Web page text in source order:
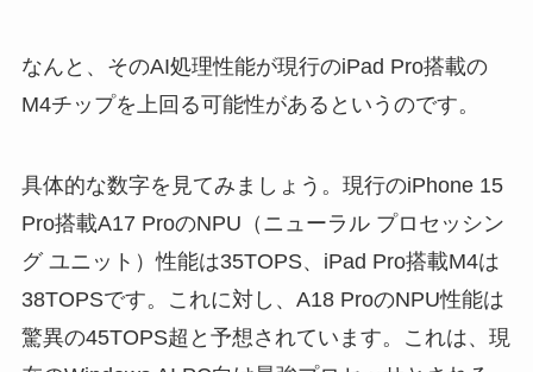
なんと、そのAI処理性能が現行のiPad Pro搭載の
M4チップを上回る可能性があるというのです。
具体的な数字を見てみましょう。現行のiPhone 15
Pro搭載A17 ProのNPU（ニューラル プロセッシン
グ ユニット）性能は35TOPS、iPad Pro搭載M4は
38TOPSです。これに対し、A18 ProのNPU性能は
驚異の45TOPS超と予想されています。これは、現